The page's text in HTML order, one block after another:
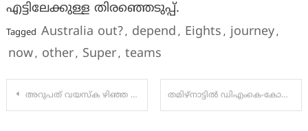
എട്ടിലേക്കുള്ള തിരഞ്ഞെടുപ്പ്.
Tagged Australia out?, depend , Eights , journey,
now, other, Super, teams
Post
അറുപത് വയസ്ക ഴിഞ്ഞ എല്ലാവർക്കും പതിനായിരം രൂപ പെൻഷൻ നൽകണമെ ന്നാവശ്യപ്പെട്ട് വൺ ഇന്ത്യ വൺ തമിഴ്‌നാട്ടിൽ ഡിഎംകെ-കോൺഗ്രസ് സഖ്യത്തിൽ വിള്ളൽ; ഭരണപങ്കാളിത്തം ആവശ്യപ്പെട്ട് കോൺഗ്രസ്